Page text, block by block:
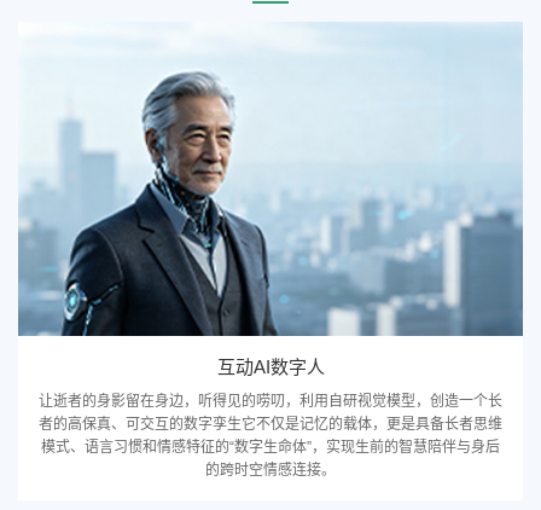
互动AI数字人
让逝者的身影留在身边，听得见的唠叨，利用自研视觉模型，创造一个长
者的高保真、可交互的数字孪生它不仅是记忆的载体，更是具备长者思维
模式、语言习惯和情感特征的“数字生命体”，实现生前的智慧陪伴与身后
的跨时空情感连接。